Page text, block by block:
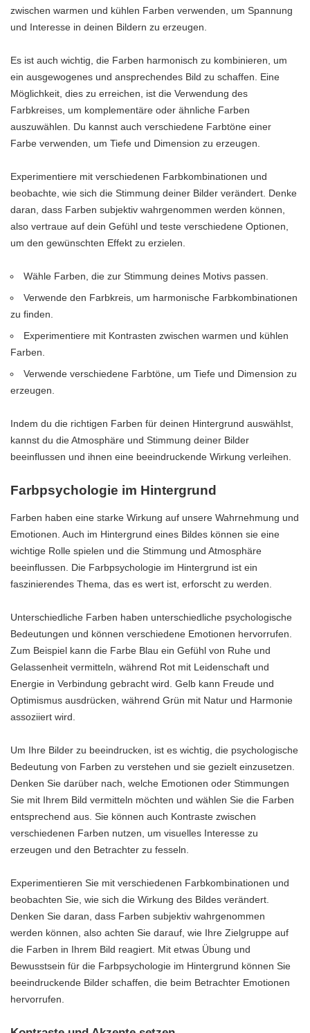
zwischen warmen und kühlen Farben verwenden, um Spannung
und Interesse in deinen Bildern zu erzeugen.
Es ist auch wichtig, die Farben harmonisch zu kombinieren, um
ein ausgewogenes und ansprechendes Bild zu schaffen. Eine
Möglichkeit, dies zu erreichen, ist die Verwendung des
Farbkreises, um komplementäre oder ähnliche Farben
auszuwählen. Du kannst auch verschiedene Farbtöne einer
Farbe verwenden, um Tiefe und Dimension zu erzeugen.
Experimentiere mit verschiedenen Farbkombinationen und
beobachte, wie sich die Stimmung deiner Bilder verändert. Denke
daran, dass Farben subjektiv wahrgenommen werden können,
also vertraue auf dein Gefühl und teste verschiedene Optionen,
um den gewünschten Effekt zu erzielen.
Wähle Farben, die zur Stimmung deines Motivs passen.
Verwende den Farbkreis, um harmonische Farbkombinationen
zu finden.
Experimentiere mit Kontrasten zwischen warmen und kühlen
Farben.
Verwende verschiedene Farbtöne, um Tiefe und Dimension zu
erzeugen.
Indem du die richtigen Farben für deinen Hintergrund auswählst,
kannst du die Atmosphäre und Stimmung deiner Bilder
beeinflussen und ihnen eine beeindruckende Wirkung verleihen.
Farbpsychologie im Hintergrund
Farben haben eine starke Wirkung auf unsere Wahrnehmung und
Emotionen. Auch im Hintergrund eines Bildes können sie eine
wichtige Rolle spielen und die Stimmung und Atmosphäre
beeinflussen. Die Farbpsychologie im Hintergrund ist ein
faszinierendes Thema, das es wert ist, erforscht zu werden.
Unterschiedliche Farben haben unterschiedliche psychologische
Bedeutungen und können verschiedene Emotionen hervorrufen.
Zum Beispiel kann die Farbe Blau ein Gefühl von Ruhe und
Gelassenheit vermitteln, während Rot mit Leidenschaft und
Energie in Verbindung gebracht wird. Gelb kann Freude und
Optimismus ausdrücken, während Grün mit Natur und Harmonie
assoziiert wird.
Um Ihre Bilder zu beeindrucken, ist es wichtig, die psychologische
Bedeutung von Farben zu verstehen und sie gezielt einzusetzen.
Denken Sie darüber nach, welche Emotionen oder Stimmungen
Sie mit Ihrem Bild vermitteln möchten und wählen Sie die Farben
entsprechend aus. Sie können auch Kontraste zwischen
verschiedenen Farben nutzen, um visuelles Interesse zu
erzeugen und den Betrachter zu fesseln.
Experimentieren Sie mit verschiedenen Farbkombinationen und
beobachten Sie, wie sich die Wirkung des Bildes verändert.
Denken Sie daran, dass Farben subjektiv wahrgenommen
werden können, also achten Sie darauf, wie Ihre Zielgruppe auf
die Farben in Ihrem Bild reagiert. Mit etwas Übung und
Bewusstsein für die Farbpsychologie im Hintergrund können Sie
beeindruckende Bilder schaffen, die beim Betrachter Emotionen
hervorrufen.